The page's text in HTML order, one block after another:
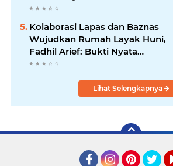
Kolaborasi Lapas dan Baznas
Wujudkan Rumah Layak Huni,
Fadhil Arief: Bukti Nyata
Kepedulian Untuk Rakyat
Lihat Selengkapnya